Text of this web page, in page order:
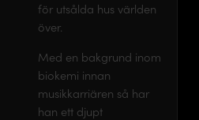
för utsålda hus världen
över.
Med en bakgrund inom
biokemi innan
musikkarriären så har
han ett djupt